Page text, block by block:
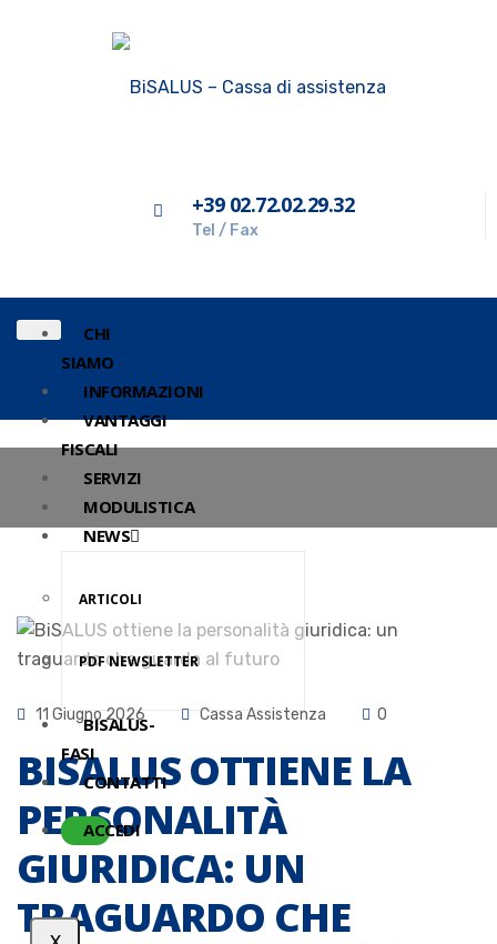
+39 02.72.02.29.32
Tel / Fax
CHI
SIAMO
INFORMAZIONI
VANTAGGI
FISCALI
SERVIZI
MODULISTICA
NEWS
ARTICOLI
PDF NEWSLETTER
BISALUS-
FASI
CONTATTI
ACCEDI
11 Giugno 2026 Cassa Assistenza 0
BISALUS OTTIENE LA
PERSONALITÀ
GIURIDICA: UN
TRAGUARDO CHE